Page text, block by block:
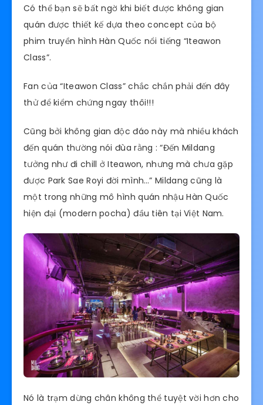
Có thể bạn sẽ bất ngờ khi biết được không gian
quán được thiết kế dựa theo concept của bộ
phim truyền hình Hàn Quốc nổi tiếng “Iteawon
Class”.
Fan của “Iteawon Class” chắc chắn phải đến đây
thử để kiểm chứng ngay thôi!!!
Cũng bởi không gian độc đáo này mà nhiều khách
đến quán thường nói đùa rằng : “Đến Mildang
tưởng như đi chill ở Iteawon, nhưng mà chưa gặp
được Park Sae Royi đời mình…” Mildang cũng là
một trong những mô hình quán nhậu Hàn Quốc
hiện đại (modern pocha) đầu tiên tại Việt Nam.
Nó là trạm dừng chân không thể tuyệt vời hơn cho